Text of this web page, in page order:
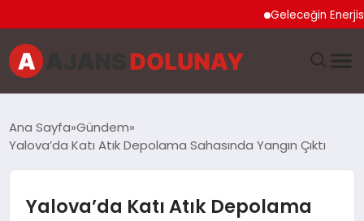
Geleceğin Enerjisi
EKONOMI
Ana Sayfa Gündem
Yalova’da Katı Atık Depolama Sahasında Yangın Çıktı
Yalova’da Katı Atık Depolama